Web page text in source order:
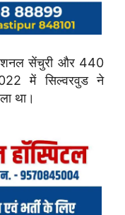
सेंचुरी और 440
में सिल्वरवुड ने
था।